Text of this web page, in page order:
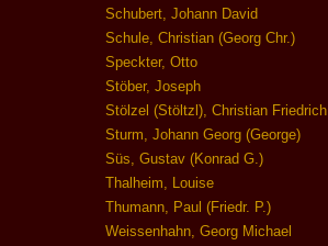
Schubert, Johann David
Schule, Christian (Georg Chr.)
Speckter, Otto
Stöber, Joseph
Stölzel (Stöltzl), Christian Friedrich
Sturm, Johann Georg (George)
Süs, Gustav (Konrad G.)
Thalheim, Louise
Thumann, Paul (Friedr. P.)
Weissenhahn, Georg Michael